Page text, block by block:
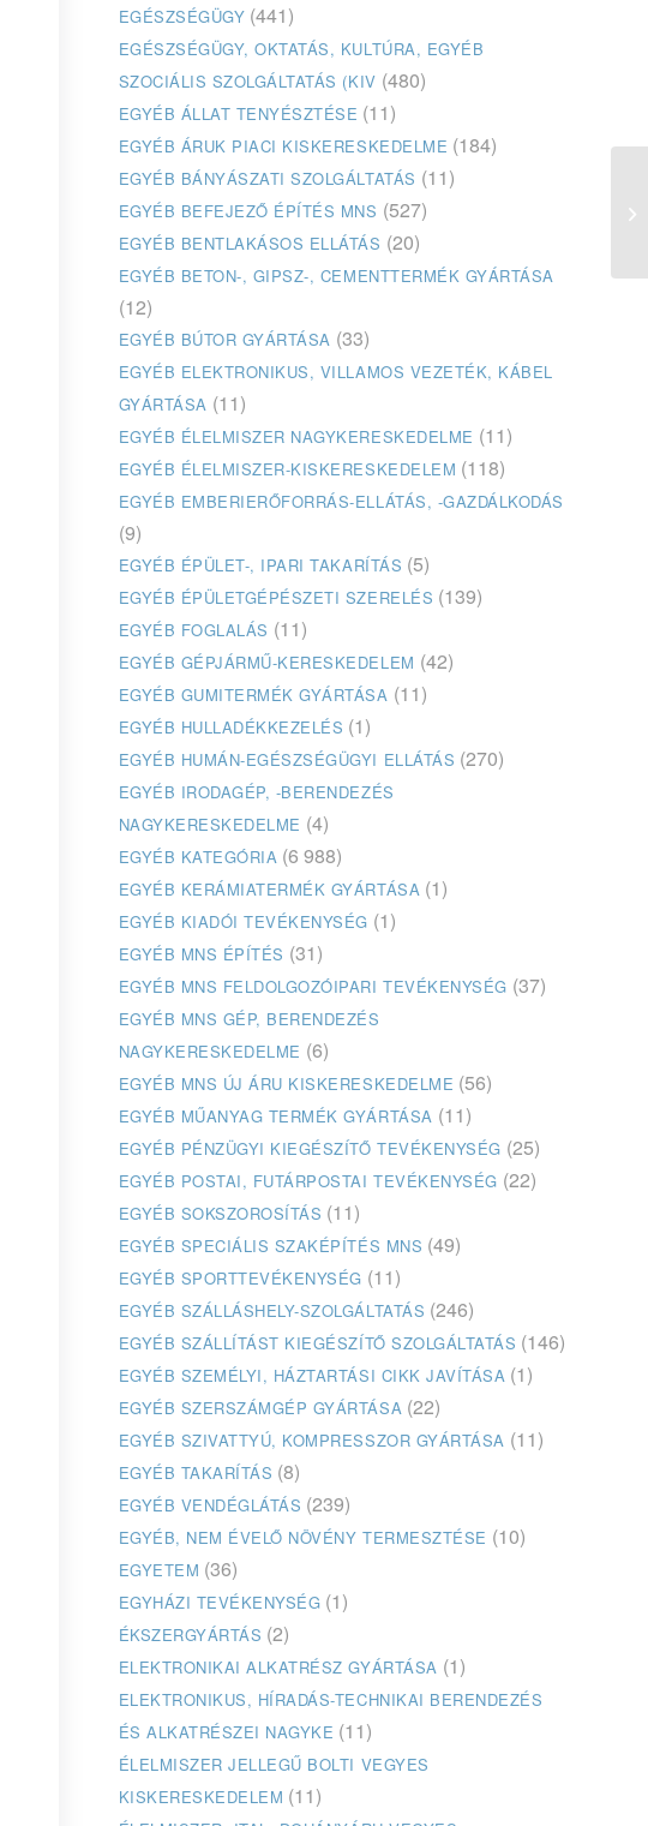
EGÉSZSÉGÜGY (441)
EGÉSZSÉGÜGY, OKTATÁS, KULTÚRA, EGYÉB
SZOCIÁLIS SZOLGÁLTATÁS (KIV (480)
EGYÉB ÁLLAT TENYÉSZTÉSE (11)
EGYÉB ÁRUK PIACI KISKERESKEDELME (184)
EGYÉB BÁNYÁSZATI SZOLGÁLTATÁS (11)
EGYÉB BEFEJEZŐ ÉPÍTÉS MNS (527)
EGYÉB BENTLAKÁSOS ELLÁTÁS (20)
EGYÉB BETON-, GIPSZ-, CEMENTTERMÉK GYÁRTÁSA
(12)
EGYÉB BÚTOR GYÁRTÁSA (33)
EGYÉB ELEKTRONIKUS, VILLAMOS VEZETÉK, KÁBEL
GYÁRTÁSA (11)
EGYÉB ÉLELMISZER NAGYKERESKEDELME (11)
EGYÉB ÉLELMISZER-KISKERESKEDELEM (118)
EGYÉB EMBERIERŐFORRÁS-ELLÁTÁS, -GAZDÁLKODÁS
(9)
EGYÉB ÉPÜLET-, IPARI TAKARÍTÁS (5)
EGYÉB ÉPÜLETGÉPÉSZETI SZERELÉS (139)
EGYÉB FOGLALÁS (11)
EGYÉB GÉPJÁRMŰ-KERESKEDELEM (42)
EGYÉB GUMITERMÉK GYÁRTÁSA (11)
EGYÉB HULLADÉKKEZELÉS (1)
EGYÉB HUMÁN-EGÉSZSÉGÜGYI ELLÁTÁS (270)
EGYÉB IRODAGÉP, -BERENDEZÉS
NAGYKERESKEDELME (4)
EGYÉB KATEGÓRIA (6 988)
EGYÉB KERÁMIATERMÉK GYÁRTÁSA (1)
EGYÉB KIADÓI TEVÉKENYSÉG (1)
EGYÉB MNS ÉPÍTÉS (31)
EGYÉB MNS FELDOLGOZÓIPARI TEVÉKENYSÉG (37)
EGYÉB MNS GÉP, BERENDEZÉS
NAGYKERESKEDELME (6)
EGYÉB MNS ÚJ ÁRU KISKERESKEDELME (56)
EGYÉB MŰANYAG TERMÉK GYÁRTÁSA (11)
EGYÉB PÉNZÜGYI KIEGÉSZÍTŐ TEVÉKENYSÉG (25)
EGYÉB POSTAI, FUTÁRPOSTAI TEVÉKENYSÉG (22)
EGYÉB SOKSZOROSÍTÁS (11)
EGYÉB SPECIÁLIS SZAKÉPÍTÉS MNS (49)
EGYÉB SPORTTEVÉKENYSÉG (11)
EGYÉB SZÁLLÁSHELY-SZOLGÁLTATÁS (246)
EGYÉB SZÁLLÍTÁST KIEGÉSZÍTŐ SZOLGÁLTATÁS (146)
EGYÉB SZEMÉLYI, HÁZTARTÁSI CIKK JAVÍTÁSA (1)
EGYÉB SZERSZÁMGÉP GYÁRTÁSA (22)
EGYÉB SZIVATTYÚ, KOMPRESSZOR GYÁRTÁSA (11)
EGYÉB TAKARÍTÁS (8)
EGYÉB VENDÉGLÁTÁS (239)
EGYÉB, NEM ÉVELŐ NÖVÉNY TERMESZTÉSE (10)
EGYETEM (36)
EGYHÁZI TEVÉKENYSÉG (1)
ÉKSZERGYÁRTÁS (2)
ELEKTRONIKAI ALKATRÉSZ GYÁRTÁSA (1)
ELEKTRONIKUS, HÍRADÁS-TECHNIKAI BERENDEZÉS
ÉS ALKATRÉSZEI NAGYKE (11)
ÉLELMISZER JELLEGŰ BOLTI VEGYES
KISKERESKEDELEM (11)